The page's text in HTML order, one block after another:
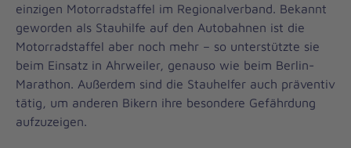
einzigen Motorradstaffel im Regionalverband. Bekannt
geworden als Stauhilfe auf den Autobahnen ist die
Motorradstaffel aber noch mehr – so unterstützte sie
beim Einsatz in Ahrweiler, genauso wie beim Berlin-
Marathon. Außerdem sind die Stauhelfer auch präventiv
tätig, um anderen Bikern ihre besondere Gefährdung
aufzuzeigen.